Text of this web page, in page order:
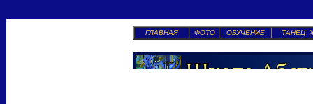
ГЛАВНАЯ ФОТО ОБУЧЕНИЕ ТАНЕЦ